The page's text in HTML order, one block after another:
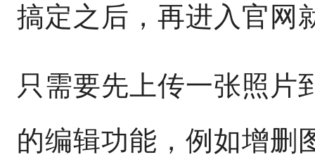
搞定之后，再进入官网
只需要先上传一张照片
的编辑功能，例如增删